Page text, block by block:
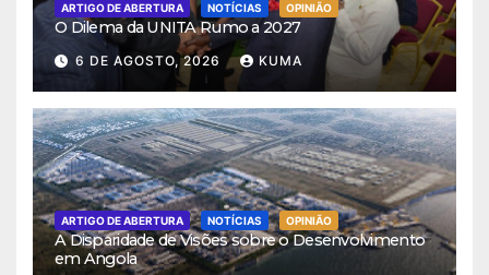
ARTIGO DE ABERTURA NOTÍCIAS OPINIÃO
O Dilema da UNITA Rumo a 2027
6 DE AGOSTO, 2026 KUMA
ARTIGO DE ABERTURA NOTÍCIAS OPINIÃO
A Disparidade de Visões sobre o Desenvolvimento
em Angola